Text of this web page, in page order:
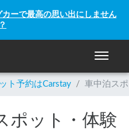
ーで最高の思い出にしません
ナビゲ
ト予約はCarstay / 車中泊ス
ポット・体験